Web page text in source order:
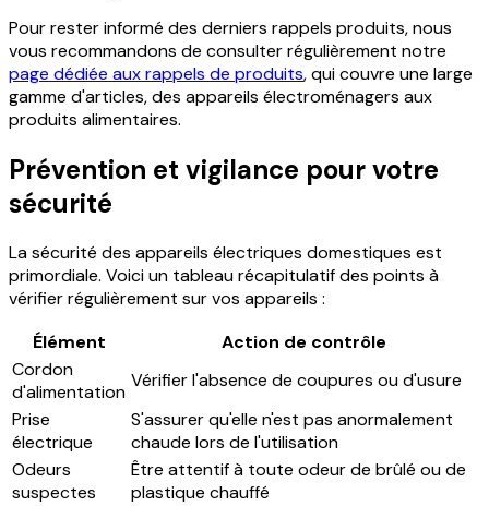
Pour rester informé des derniers rappels produits, nous
vous recommandons de consulter régulièrement notre
page dédiée aux rappels de produits, qui couvre une large
gamme d'articles, des appareils électroménagers aux
produits alimentaires.
Prévention et vigilance pour votre
sécurité
La sécurité des appareils électriques domestiques est
primordiale. Voici un tableau récapitulatif des points à
vérifier régulièrement sur vos appareils :
Élément
Action de contrôle
Cordon
d'alimentation
Vérifier l'absence de coupures ou d'usure
Prise
électrique
S'assurer qu'elle n'est pas anormalement
chaude lors de l'utilisation
Odeurs
suspectes
Être attentif à toute odeur de brûlé ou de
plastique chauffé